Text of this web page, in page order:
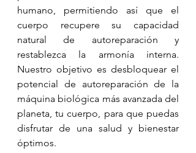
humano, permitiendo así que el
cuerpo recupere su capacidad
natural de autoreparación y
restablezca la armonía interna.
Nuestro objetivo es desbloquear el
potencial de autoreparación de la
máquina biológica más avanzada del
planeta, tu cuerpo, para que puedas
disfrutar de una salud y bienestar
óptimos.